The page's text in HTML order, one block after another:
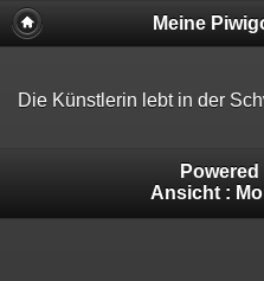
Meine
Die Künstlerin lebt in der
Powered
Ansicht :